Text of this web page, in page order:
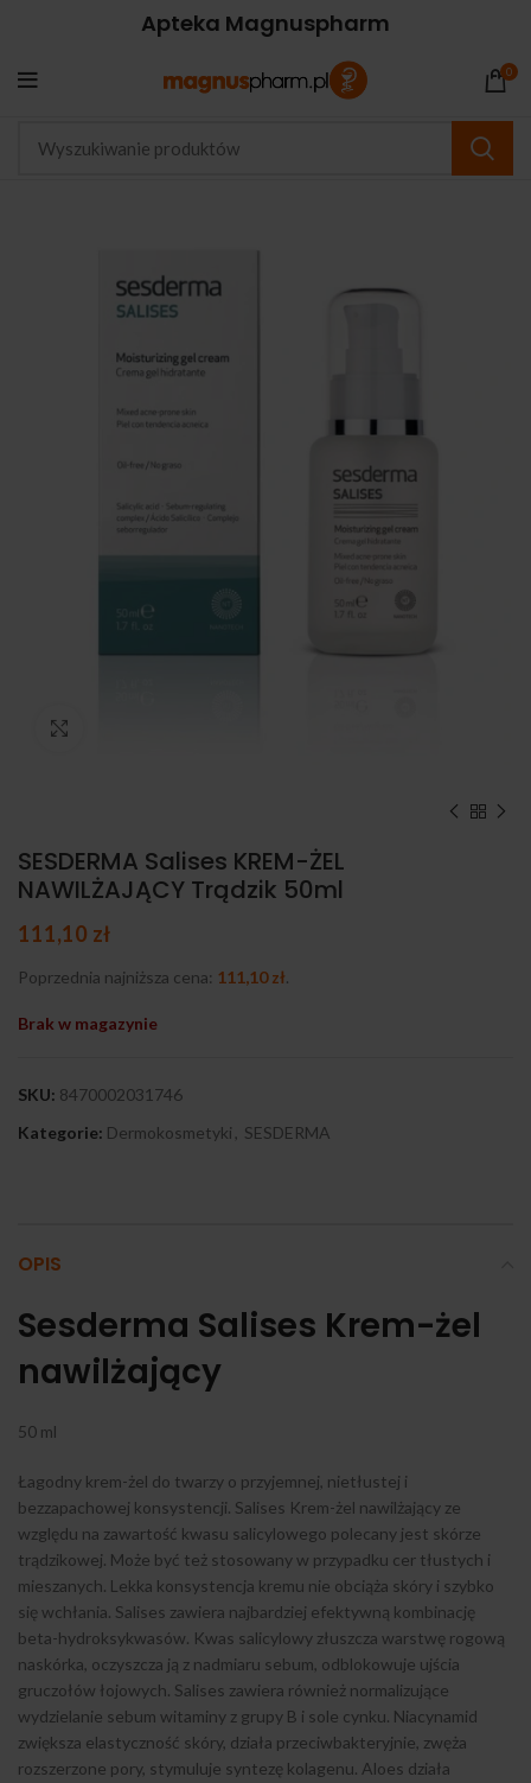
Apteka Magnuspharm
0
SESDERMA Salises KREM-ŻEL
NAWILŻAJĄCY Trądzik 50ml
111,10 zł
Poprzednia najniższa cena: 111,10zł.
Brak w magazynie
SKU: 8470002031746
Kategorie: Dermokosmetyki SESDERMA
OPIS
Sesderma Salises Krem-żel
nawilżający
50 ml
Łagodny krem-żel do twarzy o przyjemnej, nietłustej i
bezzapachowej konsystencji. Salises Krem-żel nawilżający ze
względu na zawartość kwasu salicylowego polecany jest skórze
trądzikowej. Może być też stosowany w przypadku cer tłustych i
mieszanych. Lekka konsystencja kremu nie obciąża skóry i szybko
się wchłania. Salises zawiera najbardziej efektywną kombinację
beta-hydroksykwasów. Kwas salicylowy złuszcza warstwę rogową
naskórka, oczyszcza ją z nadmiaru sebum, odblokowuje ujścia
gruczołów łojowych. Salises zawiera również normalizujące
wydzielanie sebum witaminy z grupy B i sole cynku. Niacynamid
zwiększa elastyczność skóry, działa przeciwbakteryjnie, zwęża
rozszerzone pory, stymuluje syntezę kolagenu. Aloes działa